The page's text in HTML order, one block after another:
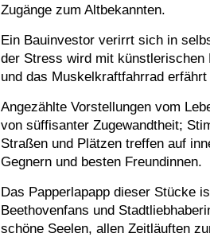
Zugänge zum Altbekannten.
Ein Bauinvestor verirrt sich in
der Stress wird mit
und das Muskelkraftfahrrad
Angezählte Vorstellungen vom
von süffisanter Zugewandtheit;
Straßen und Plätzen treffen auf
Gegnern und besten Freundinnen.
Das Papperlapapp dieser Stücke
Beethovenfans und
schöne Seelen, allen Zeitläuften